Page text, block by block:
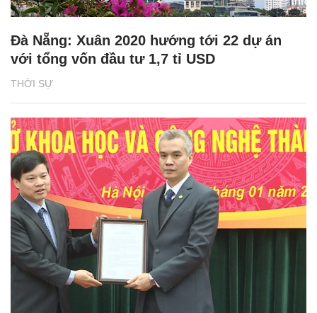
THỜI SỰ
Đà Nẵng: Xuân 2020 hướng tới 22 dự án
với tổng vốn đầu tư 1,7 tỉ USD